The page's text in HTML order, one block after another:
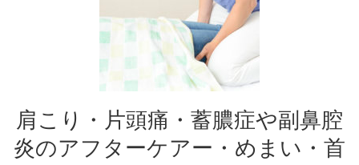
肩こり・片頭痛・蓄膿症や副鼻腔
炎のアフターケアー・めまい・首